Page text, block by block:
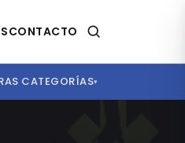
CONTACTO
CATEGORÍAS▾